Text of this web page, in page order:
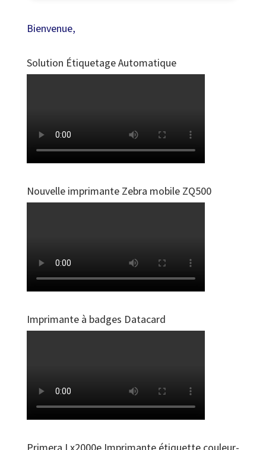
Bienvenue,
Solution Étiquetage Automatique
Nouvelle imprimante Zebra mobile ZQ500
Imprimante à badges Datacard